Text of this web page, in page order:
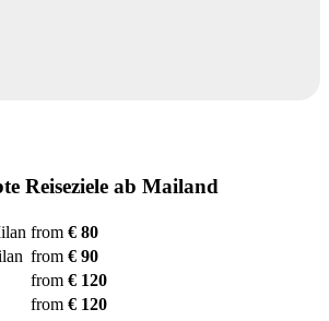
Reiseziele ab Mailand
from € 80
from € 90
from € 120
from € 120